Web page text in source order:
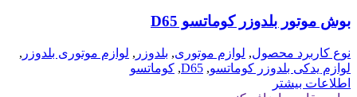
بوش موتور بلدوزر کوماتسو D65
نوع کاربرد محصول, لوازم موتوری, بلدوزر , لوازم موتوری بلدوزر ,
لوازم یدکی بلدوزر کوماتسو,
D65
, کوماتسو
اطلاعات بیشتر